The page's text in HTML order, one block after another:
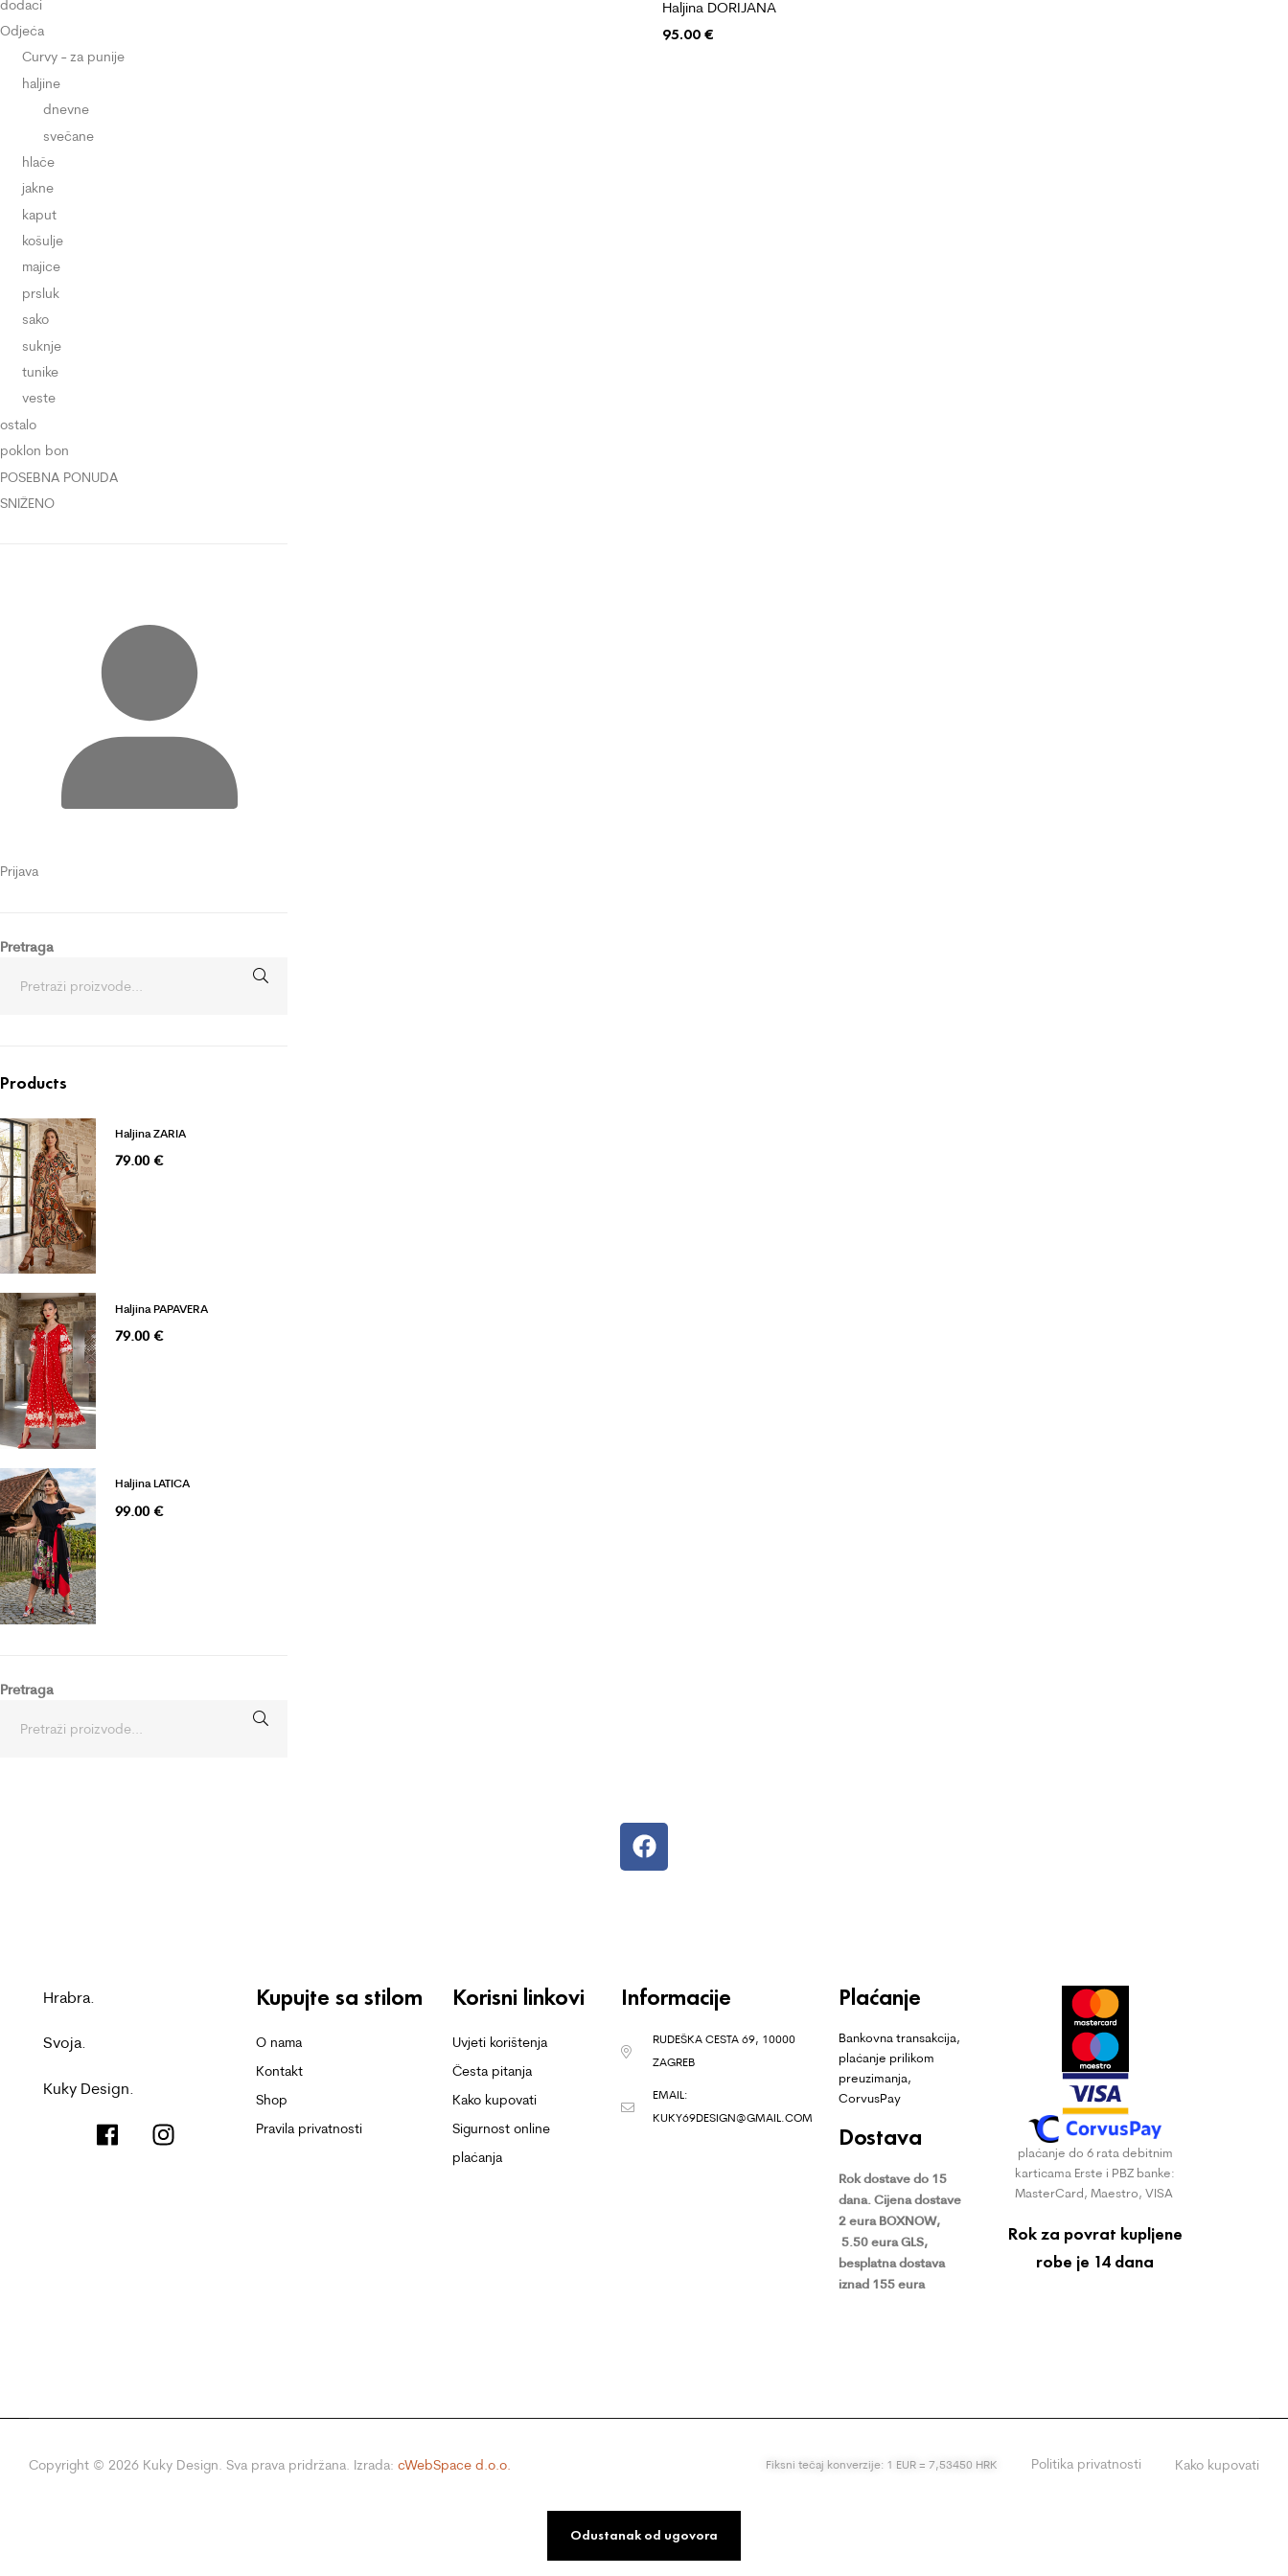
Haljina DORIJANA
95.00€
dodaci
Odjeća
Curvy - za punije
haljine
dnevne
svečane
hlače
jakne
kaput
košulje
majice
prsluk
sako
suknje
tunike
veste
ostalo
poklon bon
POSEBNA PONUDA
SNIŽENO
Prijava
Pretraga
Products
Haljina ZARIA
79.00 €
Haljina PAPAVERA
79.00 €
Haljina LATICA
99.00 €
Pretraga
Hrabra.
Svoja.
Kuky Design.
Kupujte sa stilom
O nama
Kontakt
Shop
Pravila privatnosti
Korisni linkovi
Uvjeti korištenja
Česta pitanja
Kako kupovati
Sigurnost online
plaćanja
Informacije
RUDEŠKA CESTA 69, 10000
ZAGREB
EMAIL:
KUKY69DESIGN@GMAIL.COM
Plaćanje
Bankovna transakcija,
plaćanje prilikom
preuzimanja,
CorvusPay
Dostava
Rok dostave do 15
dana. Cijena dostave
2 eura BOXNOW,
5.50 eura GLS,
besplatna dostava
iznad 155 eura
plaćanje do 6 rata debitnim
karticama Erste i PBZ banke:
MasterCard, Maestro, VISA
Rok za povrat kupljene
robe je 14 dana
Copyright © 2026 Kuky Design. Sva prava pridržana. Izrada: cWebSpace d.o.o. Fiksni tečaj konverzije: 1 EUR = 7,53450 HRK Politika privatnosti Kako kupovati
Odustanak od ugovora